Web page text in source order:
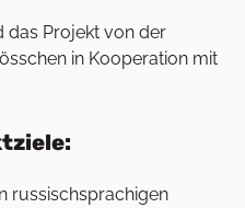
das Projekt von der
in Kooperation mit
russischsprachigen